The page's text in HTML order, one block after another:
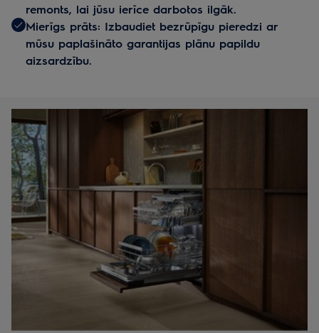
remonts, lai jūsu ierīce darbotos ilgāk.
Mierīgs prāts: Izbaudiet bezrūpīgu pieredzi ar
mūsu paplašināto garantijas plānu papildu
aizsardzību.